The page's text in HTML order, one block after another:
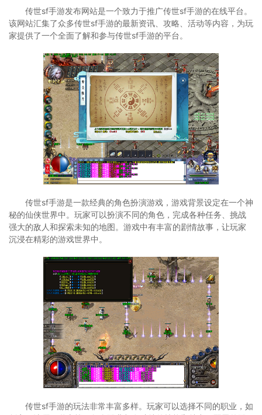
传世sf手游发布网站是一个致力于推广传世sf手游的在线平台。
该网站汇集了众多传世sf手游的最新资讯、攻略、活动等内容，为玩
家提供了一个全面了解和参与传世sf手游的平台。
传世sf手游是一款经典的角色扮演游戏，游戏背景设定在一个神
秘的仙侠世界中。玩家可以扮演不同的角色，完成各种任务、挑战
强大的敌人和探索未知的地图。游戏中有丰富的剧情故事，让玩家
沉浸在精彩的游戏世界中。
传世sf手游的玩法非常丰富多样。玩家可以选择不同的职业，如